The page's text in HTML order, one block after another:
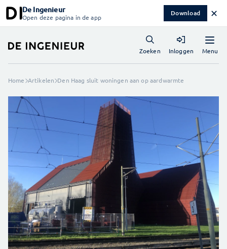
De Ingenieur
Open deze pagina in de app Download ✕
Menu
Zoeken Inloggen
Home Artikelen Den Haag sluit woningen aan op aardwarmte